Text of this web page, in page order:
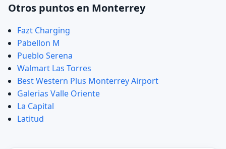
Otros puntos en Monterrey
Fazt Charging
Pabellon M
Pueblo Serena
Walmart Las Torres
Best Western Plus Monterrey Airport
Galerias Valle Oriente
La Capital
Latitud